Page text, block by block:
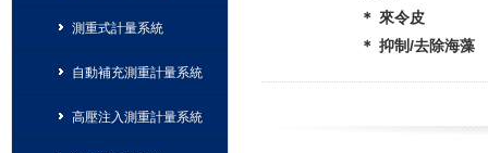
測重式計量系統
自動補充測重計量系統
高壓注入測重計量系統
＊ 來令皮
＊ 抑制/去除海藻